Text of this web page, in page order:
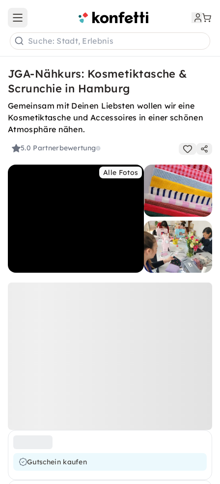
Open main menu
Suche: Stadt, Erlebnis
JGA-Nähkurs: Kosmetiktasche &
Scrunchie in Hamburg
Gemeinsam mit Deinen Liebsten wollen wir eine
Kosmetiktasche und Accessoires in einer schönen
Atmosphäre nähen.
5.0 Partnerbewertung
Alle Fotos
Gutschein kaufen